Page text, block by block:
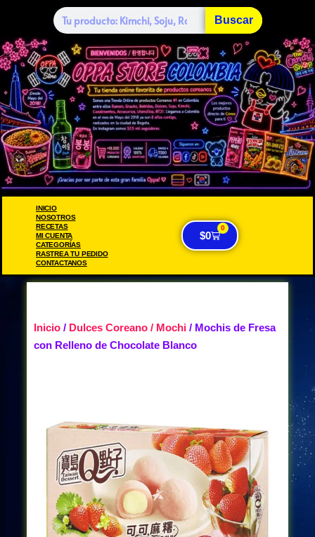
Buscar
INICIO
NOSOTROS
RECETAS
MI CUENTA
CATEGORÍAS
RASTREA TU PEDIDO
CONTACTANOS
$0
0
Inicio / Dulces Coreano / Mochi / Mochis de Fresa
con Relleno de Chocolate Blanco